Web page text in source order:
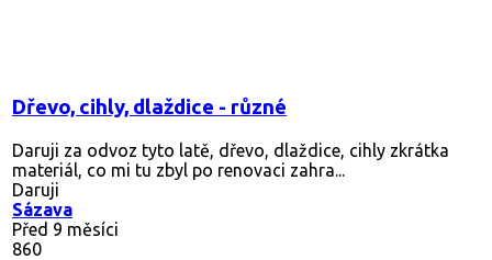
Dřevo, cihly, dlaždice - různé
Daruji za odvoz tyto latě, dřevo, dlaždice, cihly zkrátka
materiál, co mi tu zbyl po renovaci zahra...
Daruji
Sázava
Před 9 měsíci
860